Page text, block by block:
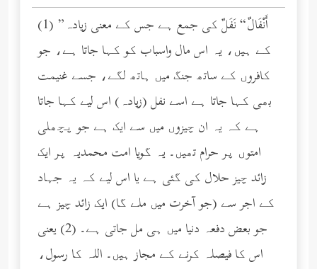
(1) ”أَنْفَالٌ“ نَفَلٌ کی جمع ہے جس کے معنی زیادہ
کے ہیں، یہ اس مال واسباب کو کہا جاتا ہے، جو
کافروں کے ساتھ جنگ میں ہاتھ لگے، جسے غنیمت
بھی کہا جاتا ہے اسے نفل (زیادہ) اس لیے کہا جاتا
ہے کہ یہ ان چیزوں میں سے ایک ہے جو پچھلی
امتوں پر حرام تھیں۔ یہ گویا امت محمدیہ پر ایک
زائد چیز حلال کی گئی ہے یا اس لیے کہ یہ جہاد
کے اجر سے (جو آخرت میں ملے گا) ایک زائد چیز ہے
جو بعض دفعہ دنیا میں ہی مل جاتی ہے۔ (2) یعنی
اس کا فیصلہ کرنے کے مجاز ہیں۔ اللہ کا رسول،